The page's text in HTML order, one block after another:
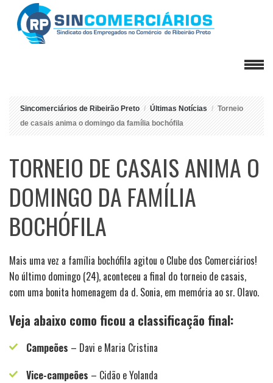
Sincomerciários de Ribeirão Preto Últimas Notícias
Torneio
de casais anima o domingo da família bochófila
TORNEIO DE CASAIS ANIMA O
DOMINGO DA FAMÍLIA
BOCHÓFILA
Mais uma vez a família bochófila agitou o Clube dos Comerciários!
No último domingo (24), aconteceu a final do torneio de casais,
com uma bonita homenagem da d. Sonia, em memória ao sr. Olavo.
Veja abaixo como ficou a classificação final:
Campeões – Davi e Maria Cristina
Vice-campeões – Cidão e Yolanda